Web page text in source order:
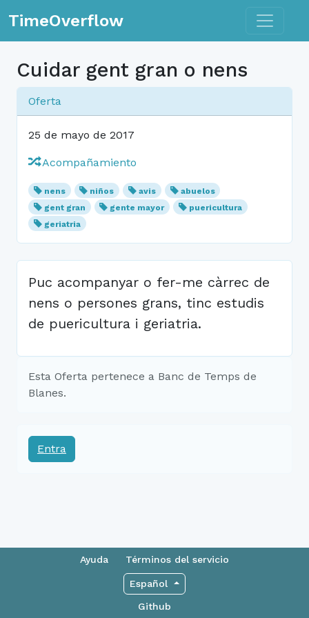
TimeOverflow Toggle
Cuidar gent gran o nens
Oferta
25 de mayo de 2017
Acompañamiento
nens niños avis
abuelos
gent gran
gente mayor
puericultura
geriatria
Puc acompanyar o fer-me càrrec de
nens o persones grans, tinc estudis
de puericultura i geriatria.
Esta Oferta pertenece a Banc de Temps de
Blanes.
Entra
Ayuda Términos del servicio
Español
Github